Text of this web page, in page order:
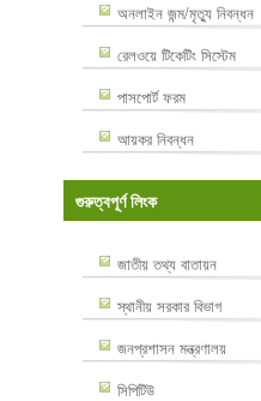
অনলাইন জন্ম/মৃত্যু নিবন্ধন
রেলওয়ে টিকেটিং সিস্টেম
পাসপোর্ট ফরম
আয়কর নিবন্ধন
গুরুত্বপূর্ণ লিংক
জাতীয় তথ্য বাতায়ন
স্থানীয় সরকার বিভাগ
জনপ্রশাসন মন্ত্রণালয়
সিপিটিউ